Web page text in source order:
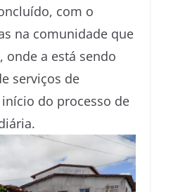
com o
na comunidade que
onde a está sendo
serviços de
do processo de